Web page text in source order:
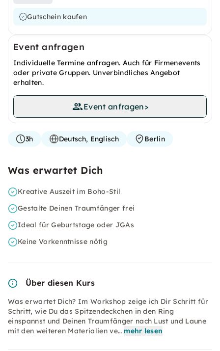
Gutschein kaufen
Event anfragen
Individuelle Termine anfragen. Auch für Firmenevents
oder private Gruppen. Unverbindliches Angebot
erhalten.
Event anfragen>
3h Deutsch, Englisch Berlin
Was erwartet Dich
Kreative Auszeit im Boho-Stil
Gestalte Deinen Traumfänger frei
Ideal für Geburtstage oder JGAs
Keine Vorkenntnisse nötig
Über diesen Kurs
Was erwartet Dich? Im Workshop zeige ich Dir Schritt für
Schritt, wie Du das Spitzendeckchen in den Ring
einspannst und Deinen Traumfänger nach Lust und Laune
mit den weiteren Materialien ve… mehr lesen